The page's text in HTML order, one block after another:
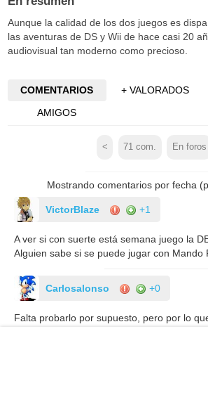
Aunque la calidad de los dos juegos es
las aventuras de DS y Wii de hace casi 20
audiovisual tan moderno como precioso.
COMENTARIOS
+ VALORADOS
AMIGOS
< 71 com. En foros
Mostrando comentarios por fecha
VictorBlaze +1
A ver si con suerte está semana juego la
Alguien sabe si se puede jugar con Mando
Carlosalonso +0
Falta probarlo por supuesto, pero por lo